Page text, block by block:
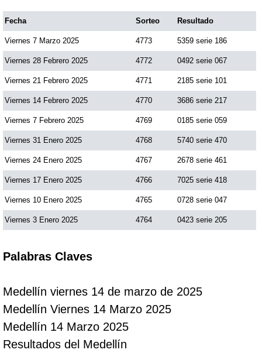
Fecha Sorteo Resultado
Viernes 7 Marzo 2025 4773 5359 serie 186
Viernes 28 Febrero 2025 4772 0492 serie 067
Viernes 21 Febrero 2025 4771 2185 serie 101
Viernes 14 Febrero 2025 4770 3686 serie 217
Viernes 7 Febrero 2025 4769 0185 serie 059
Viernes 31 Enero 2025 4768 5740 serie 470
Viernes 24 Enero 2025 4767 2678 serie 461
Viernes 17 Enero 2025 4766 7025 serie 418
Viernes 10 Enero 2025 4765 0728 serie 047
Viernes 3 Enero 2025 4764 0423 serie 205
Palabras Claves
Medellín viernes 14 de marzo de 2025
Medellín Viernes 14 Marzo 2025
Medellín 14 Marzo 2025
Resultados del Medellín